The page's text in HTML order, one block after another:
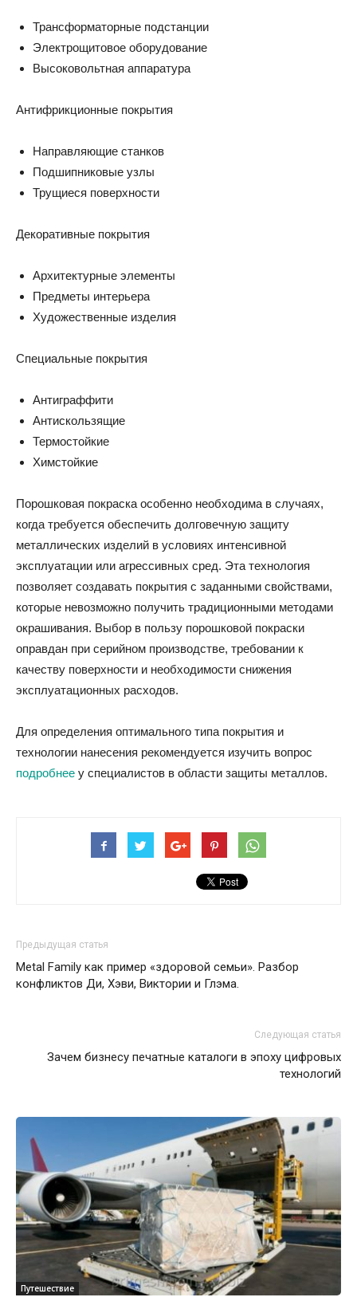
Трансформаторные подстанции
Электрощитовое оборудование
Высоковольтная аппаратура
Антифрикционные покрытия
Направляющие станков
Подшипниковые узлы
Трущиеся поверхности
Декоративные покрытия
Архитектурные элементы
Предметы интерьера
Художественные изделия
Специальные покрытия
Антиграффити
Антискользящие
Термостойкие
Химстойкие
Порошковая покраска особенно необходима в случаях,
когда требуется обеспечить долговечную защиту
металлических изделий в условиях интенсивной
эксплуатации или агрессивных сред. Эта технология
позволяет создавать покрытия с заданными свойствами,
которые невозможно получить традиционными методами
окрашивания. Выбор в пользу порошковой покраски
оправдан при серийном производстве, требовании к
качеству поверхности и необходимости снижения
эксплуатационных расходов.
Для определения оптимального типа покрытия и
технологии нанесения рекомендуется изучить вопрос
подробнее у специалистов в области защиты металлов.
Предыдущая статья
Metal Family как пример «здоровой семьи». Разбор
конфликтов Ди, Хэви, Виктории и Глэма.
Следующая статья
Зачем бизнесу печатные каталоги в эпоху цифровых
технологий
Путешествие